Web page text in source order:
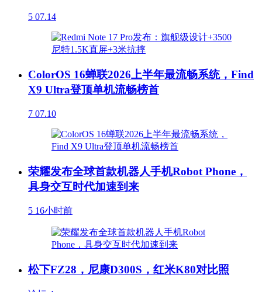
5 07.14
ColorOS 16蝉联2026上半年最流畅系统，Find
X9 Ultra登顶单机流畅榜首
7 07.10
荣耀发布全球首款机器人手机Robot Phone，
具身交互时代加速到来
5 16小时前
松下FZ28，尼康D300S，红米K80对比照